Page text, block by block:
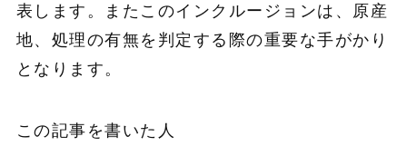
表します。またこのインクルージョンは、原産
地、処理の有無を判定する際の重要な手がかり
となります。
この記事を書いた人